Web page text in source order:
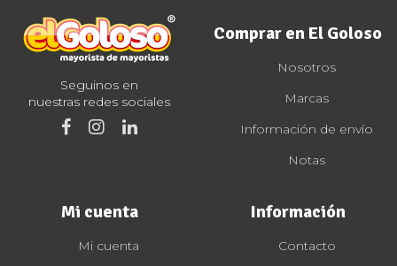
Seguinos en
nuestras redes sociales
Comprar en El Goloso
Nosotros
Marcas
Información de envío
Notas
Mi cuenta
Mi cuenta
Información
Contacto